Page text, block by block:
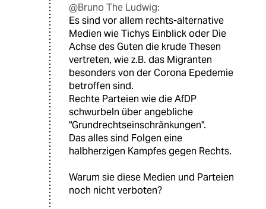
@Bruno The Ludwig:
Es sind vor allem rechts-alternative
Medien wie Tichys Einblick oder Die
Achse des Guten die krude Thesen
vertreten, wie z.B. das Migranten
besonders von der Corona Epedemie
betroffen sind.
Rechte Parteien wie die AfDP
schwurbeln über angebliche
"Grundrechtseinschränkungen".
Das alles sind Folgen eine
halbherzigen Kampfes gegen Rechts.
Warum sie diese Medien und Parteien
noch nicht verboten?